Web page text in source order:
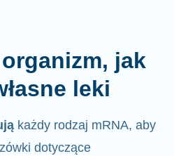
leki
dotyczące
białka.